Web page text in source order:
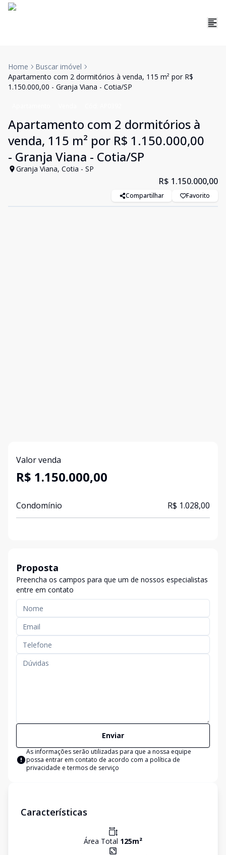
Home
Buscar imóvel
Apartamento com 2 dormitórios à venda, 115 m² por R$
1.150.000,00 - Granja Viana - Cotia/SP
Apartamento com 2 dormitórios à
venda, 115 m² por R$ 1.150.000,00
- Granja Viana - Cotia/SP
Granja Viana, Cotia - SP
R$ 1.150.000,00
Compartilhar Favorito
Valor venda
R$ 1.150.000,00
Condomínio R$ 1.028,00
Proposta
Preencha os campos para que um de nossos especialistas
entre em contato
Enviar
As informações serão utilizadas para que a nossa equipe
possa entrar em contato de acordo com a política de
privacidade e termos de serviço
Características
Área Total 125m²